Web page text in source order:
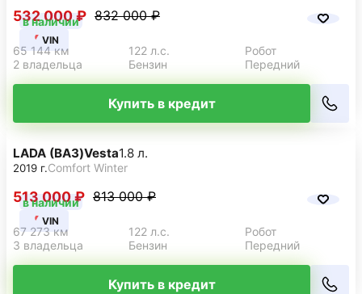
в наличии
VIN
532 000 ₽ 832 000 ₽
65 144 км 122 л.с.
Робот
2 владельца
Бензин Передний
Купить в кредит
в наличии
VIN
LADA (ВАЗ)Vesta1.8 л.
2019 г.Comfort Winter
513 000 ₽ 813 000 ₽
67 273 км 122 л.с.
Робот
3 владельца
Бензин Передний
Купить в кредит